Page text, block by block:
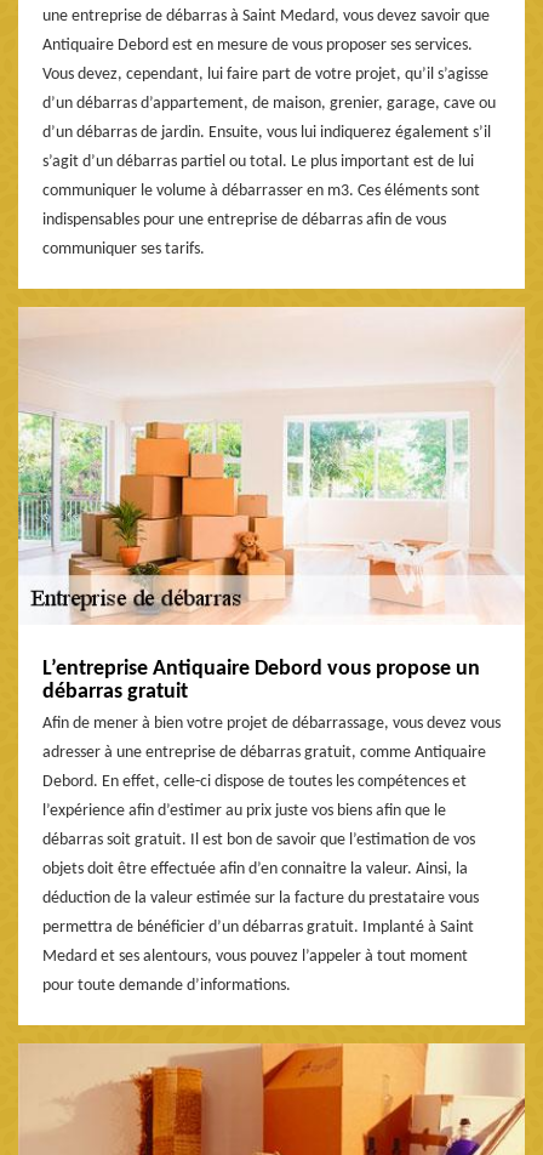
une entreprise de débarras à Saint Medard, vous devez savoir que
Antiquaire Debord est en mesure de vous proposer ses services.
Vous devez, cependant, lui faire part de votre projet, qu’il s’agisse
d’un débarras d’appartement, de maison, grenier, garage, cave ou
d’un débarras de jardin. Ensuite, vous lui indiquerez également s’il
s’agit d’un débarras partiel ou total. Le plus important est de lui
communiquer le volume à débarrasser en m3. Ces éléments sont
indispensables pour une entreprise de débarras afin de vous
communiquer ses tarifs.
L’entreprise Antiquaire Debord vous propose un
débarras gratuit
Afin de mener à bien votre projet de débarrassage, vous devez vous
adresser à une entreprise de débarras gratuit, comme Antiquaire
Debord. En effet, celle-ci dispose de toutes les compétences et
l’expérience afin d’estimer au prix juste vos biens afin que le
débarras soit gratuit. Il est bon de savoir que l’estimation de vos
objets doit être effectuée afin d’en connaitre la valeur. Ainsi, la
déduction de la valeur estimée sur la facture du prestataire vous
permettra de bénéficier d’un débarras gratuit. Implanté à Saint
Medard et ses alentours, vous pouvez l’appeler à tout moment
pour toute demande d’informations.